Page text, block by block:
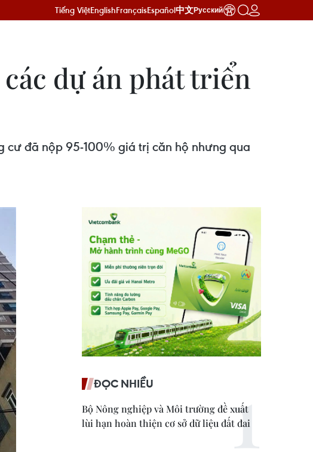
Tiếng ViệtEnglishFrançaisEspañol中文Русский
dự án phát triển
cư đã nộp 95-100% giá trị căn hộ nhưng qua
ĐỌC NHIỀU
Bộ Nông nghiệp và Môi trường đề xuất
lùi hạn hoàn thiện cơ sở dữ liệu đất đai